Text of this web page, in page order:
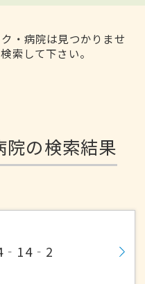
・病院は見つかりませ
索して下さい。
の検索結果
4‐14‐2